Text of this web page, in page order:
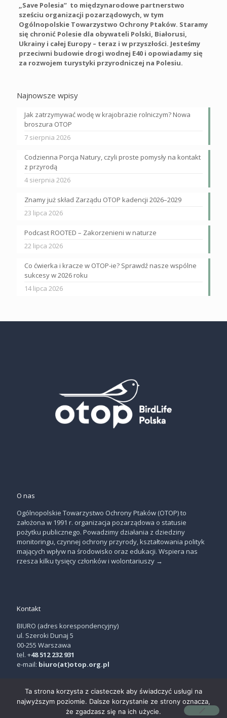
„Save Polesia” to międzynarodowe partnerstwo
sześciu organizacji pozarządowych, w tym
Ogólnopolskie Towarzystwo Ochrony Ptaków. Staramy
się chronić Polesie dla obywateli Polski, Białorusi,
Ukrainy i całej Europy – teraz i w przyszłości. Jesteśmy
przeciwni budowie drogi wodnej E40 i opowiadamy się
za rozwojem turystyki przyrodniczej na Polesiu.
Najnowsze wpisy
Jak zatrzymywać wodę w krajobrazie rolniczym? Nowa
broszura OTOP
7 sierpnia 2026
Codzienna Porcja Natury, czyli proste pomysły na kontakt
z przyrodą
4 sierpnia 2026
Znamy już skład Zarządu OTOP kadencji 2026–2029
23 lipca 2026
Podcast ROOTED – Zakorzenieni w naturze
22 lipca 2026
Co ćwierka i kracze w OTOP-ie? Sprawdź nasze wspólne
sukcesy w 2026 roku
14 lipca 2026
O nas
Ogólnopolskie Towarzystwo Ochrony Ptaków (OTOP) to
założona w 1991 r. organizacja pozarządowa o statusie
pożytku publicznego. Powadzimy działania z dziedziny
monitoringu, czynnej ochrony przyrody, kształtowania polityk
mających wpływ na środowisko oraz edukacji. Wspiera nas
rzesza kilku tysięcy członków i wolontariuszy →
Kontakt
BIURO (adres korespondencyjny)
ul. Szeroki Dunaj 5
00-255 Warszawa
tel. +48 512 232 931
e-mail: biuro(at)otop.org.pl
© OTOP | projekt:THE NEW LOOK
Ta strona korzysta z ciasteczek aby świadczyć usługi na
najwyższym poziomie. Dalsze korzystanie ze strony oznacza,
że zgadzasz się na ich użycie.